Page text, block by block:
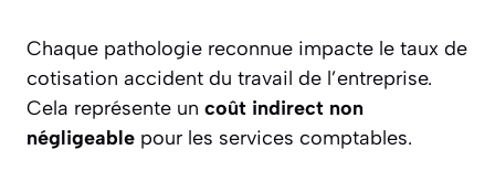
Chaque pathologie reconnue impacte le taux de
cotisation accident du travail de l’entreprise.
Cela représente un coût indirect non
négligeable pour les services comptables.